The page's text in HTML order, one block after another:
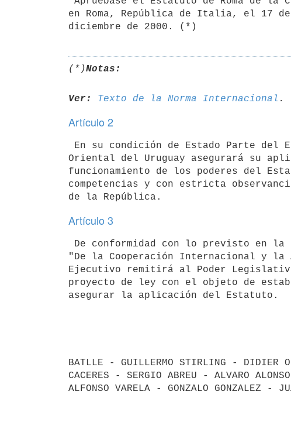
en Roma, República de Italia, el 17
(*)Notas:
Ver: Texto de la Norma Internacional
Artículo 2
Oriental del Uruguay asegurará su
funcionamiento de los poderes del
competencias y con estricta
Artículo 3
"De la Cooperación Internacional y
Ejecutivo remitirá al Poder
proyecto de ley con el objeto de
asegurar la aplicación del Estatuto.
BATLLE - GUILLERMO STIRLING - DIDIER
CACERES - SERGIO ABREU - ALVARO
ALFONSO VARELA - GONZALO GONZALEZ -